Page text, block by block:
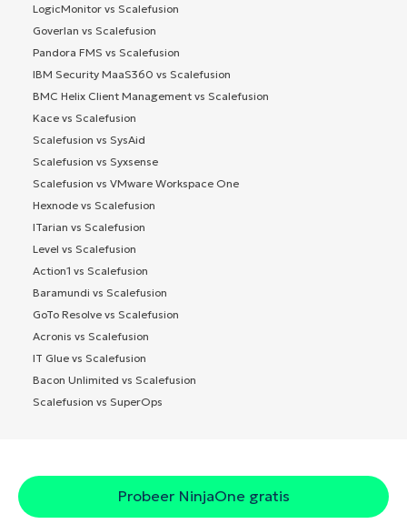
LogicMonitor vs Scalefusion
Goverlan vs Scalefusion
Pandora FMS vs Scalefusion
IBM Security MaaS360 vs Scalefusion
BMC Helix Client Management vs Scalefusion
Kace vs Scalefusion
Scalefusion vs SysAid
Scalefusion vs Syxsense
Scalefusion vs VMware Workspace One
Hexnode vs Scalefusion
ITarian vs Scalefusion
Level vs Scalefusion
Action1 vs Scalefusion
Baramundi vs Scalefusion
GoTo Resolve vs Scalefusion
Acronis vs Scalefusion
IT Glue vs Scalefusion
Bacon Unlimited vs Scalefusion
Scalefusion vs SuperOps
Probeer NinjaOne gratis